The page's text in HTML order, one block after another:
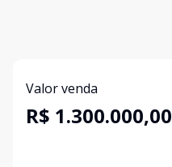
Valor venda
R$ 1.300.000,00